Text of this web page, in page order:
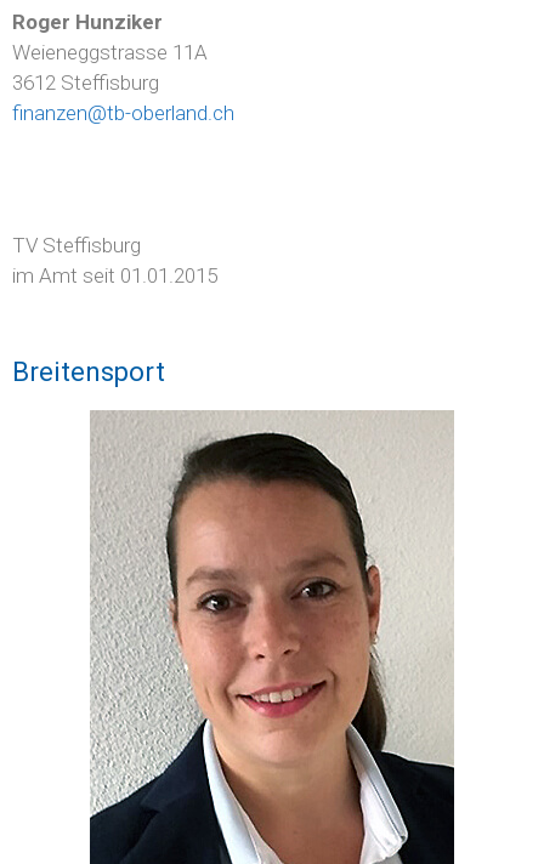
Roger Hunziker
Weieneggstrasse 11A
3612 Steffisburg
finanzen@tb-oberland.ch
TV Steffisburg
im Amt seit 01.01.2015
Breitensport